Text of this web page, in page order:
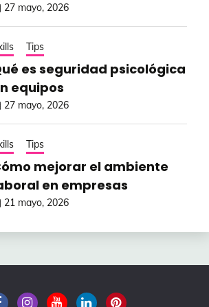
27 mayo, 2026
Tips
es seguridad psicológica
equipos
27 mayo, 2026
Tips
mejorar el ambiente
en empresas
21 mayo, 2026